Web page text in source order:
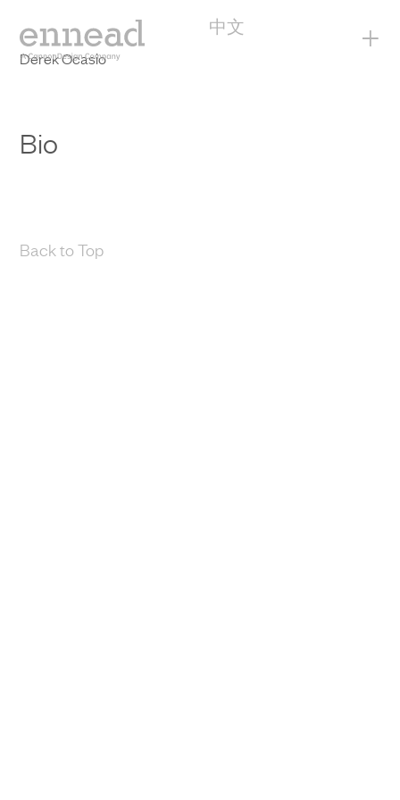
中文 +
Derek Ocasio
Bio
Back to Top